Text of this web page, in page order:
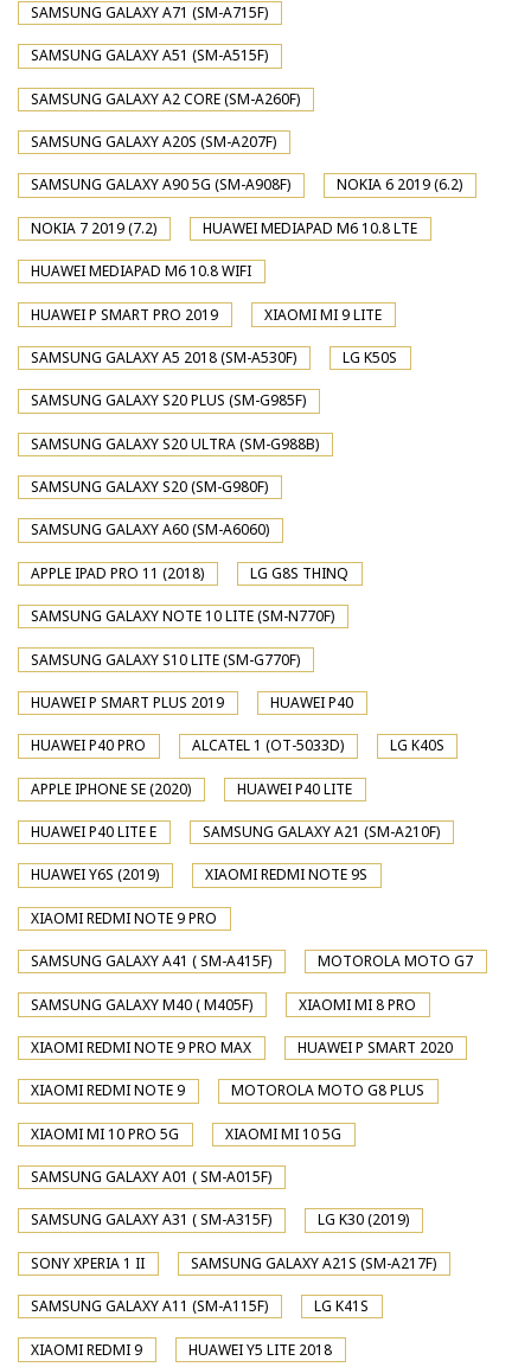
SAMSUNG GALAXY A71 (SM-A715F)
SAMSUNG GALAXY A51 (SM-A515F)
SAMSUNG GALAXY A2 CORE (SM-A260F)
SAMSUNG GALAXY A20S (SM-A207F)
SAMSUNG GALAXY A90 5G (SM-A908F) NOKIA 6 2019 (6.2)
NOKIA 7 2019 (7.2) HUAWEI MEDIAPAD M6 10.8 LTE
HUAWEI MEDIAPAD M6 10.8 WIFI
HUAWEI P SMART PRO 2019 XIAOMI MI 9 LITE
SAMSUNG GALAXY A5 2018 (SM-A530F) LG K50S
SAMSUNG GALAXY S20 PLUS (SM-G985F)
SAMSUNG GALAXY S20 ULTRA (SM-G988B)
SAMSUNG GALAXY S20 (SM-G980F)
SAMSUNG GALAXY A60 (SM-A6060)
APPLE IPAD PRO 11 (2018) LG G8S THINQ
SAMSUNG GALAXY NOTE 10 LITE (SM-N770F)
SAMSUNG GALAXY S10 LITE (SM-G770F)
HUAWEI P SMART PLUS 2019 HUAWEI P40
HUAWEI P40 PRO ALCATEL 1 (OT-5033D) LG K40S
APPLE IPHONE SE (2020) HUAWEI P40 LITE
HUAWEI P40 LITE E SAMSUNG GALAXY A21 (SM-A210F)
HUAWEI Y6S (2019) XIAOMI REDMI NOTE 9S
XIAOMI REDMI NOTE 9 PRO
SAMSUNG GALAXY A41 ( SM-A415F) MOTOROLA MOTO G7
SAMSUNG GALAXY M40 ( M405F) XIAOMI MI 8 PRO
XIAOMI REDMI NOTE 9 PRO MAX HUAWEI P SMART 2020
XIAOMI REDMI NOTE 9 MOTOROLA MOTO G8 PLUS
XIAOMI MI 10 PRO 5G XIAOMI MI 10 5G
SAMSUNG GALAXY A01 ( SM-A015F)
SAMSUNG GALAXY A31 ( SM-A315F) LG K30 (2019)
SONY XPERIA 1 II SAMSUNG GALAXY A21S (SM-A217F)
SAMSUNG GALAXY A11 (SM-A115F) LG K41S
XIAOMI REDMI 9 HUAWEI Y5 LITE 2018